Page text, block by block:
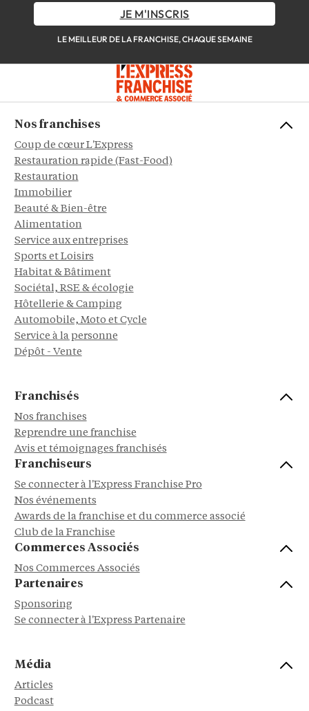
JE M'INSCRIS
LE MEILLEUR DE LA FRANCHISE, CHAQUE SEMAINE
Nos franchises
Coup de cœur L'Express
Restauration rapide (Fast-Food)
Restauration
Immobilier
Beauté & Bien-être
Alimentation
Service aux entreprises
Sports et Loisirs
Habitat & Bâtiment
Sociétal, RSE & écologie
Hôtellerie & Camping
Automobile, Moto et Cycle
Service à la personne
Dépôt - Vente
Franchisés
Nos franchises
Reprendre une franchise
Avis et témoignages franchisés
Franchiseurs
Se connecter à l'Express Franchise Pro
Nos événements
Awards de la franchise et du commerce associé
Club de la Franchise
Commerces Associés
Nos Commerces Associés
Partenaires
Sponsoring
Se connecter à l'Express Partenaire
Média
Articles
Podcast